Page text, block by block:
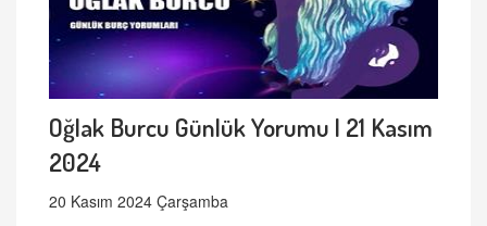
Oğlak Burcu Günlük Yorumu | 21 Kasım
2024
20 Kasım 2024 Çarşamba